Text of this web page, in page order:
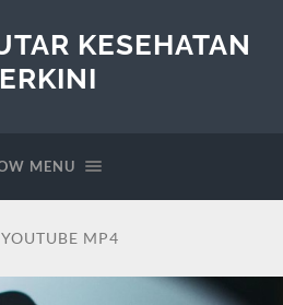
KESEHATAN
MENU
YOUTUBE MP4